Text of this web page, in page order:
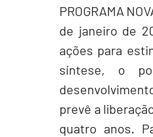
PROGRAMA
de janeiro de
ações para
síntese, o
prevê a
quatro anos.